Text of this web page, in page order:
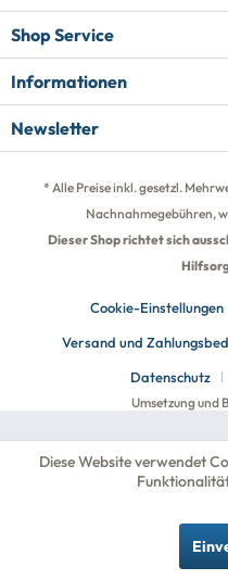
Shop Service
Informationen
Newsletter
* Alle Preise inkl. gesetzl.
Nachnahmegebühren,
Dieser Shop richtet sich
Cookie-Einstellungen
Versand und
Datenschutz
Umsetzung und
Diese Website verwendet